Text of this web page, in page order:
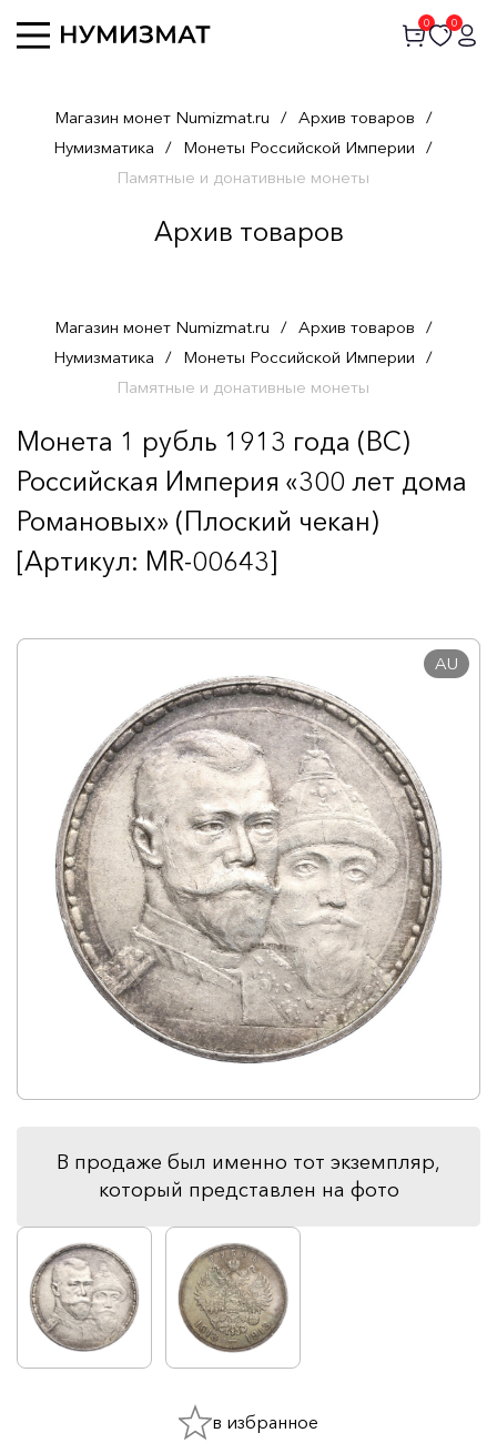
0 0
Магазин монет Numizmat.ru / Архив товаров /
Нумизматика / Монеты Российской Империи /
Памятные и донативные монеты
Архив товаров
Магазин монет Numizmat.ru / Архив товаров /
Нумизматика / Монеты Российской Империи /
Памятные и донативные монеты
Монета 1 рубль 1913 года (ВС)
Российская Империя «300 лет дома
Романовых» (Плоский чекан)
[Артикул: MR-00643]
AU
В продаже был именно тот экземпляр,
который представлен на фото
в избранное